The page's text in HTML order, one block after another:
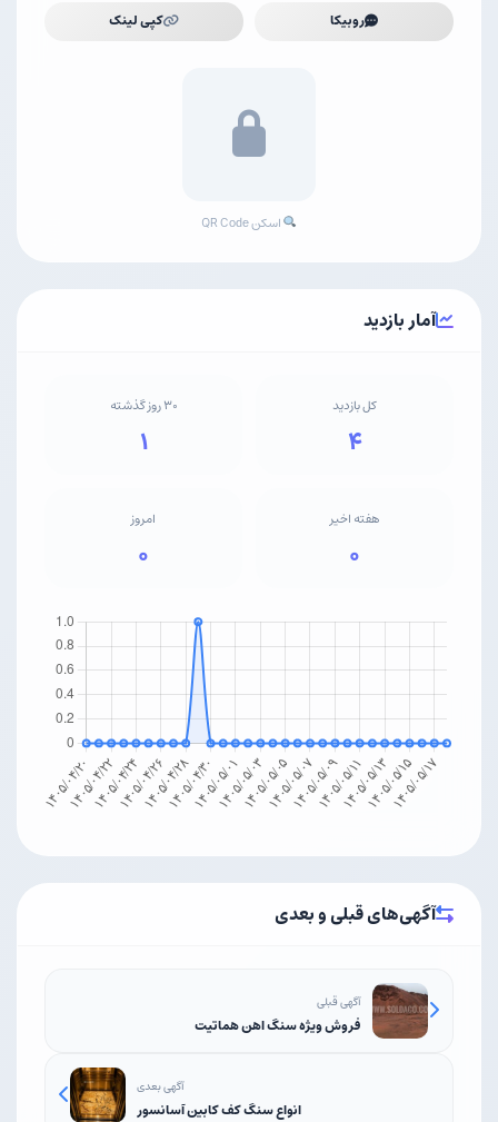
روبیکا کپی لینک
اسکن QR Code
آمار بازدید
کل بازدید
۴
۳۰ روز گذشته
۱
هفته اخیر
۰
امروز
۰
آگهی‌های قبلی و بعدی
آگهی قبلی
فروش ویژه سنگ اهن هماتیت
آگهی بعدی
انواع سنگ کف کابین آسانسور